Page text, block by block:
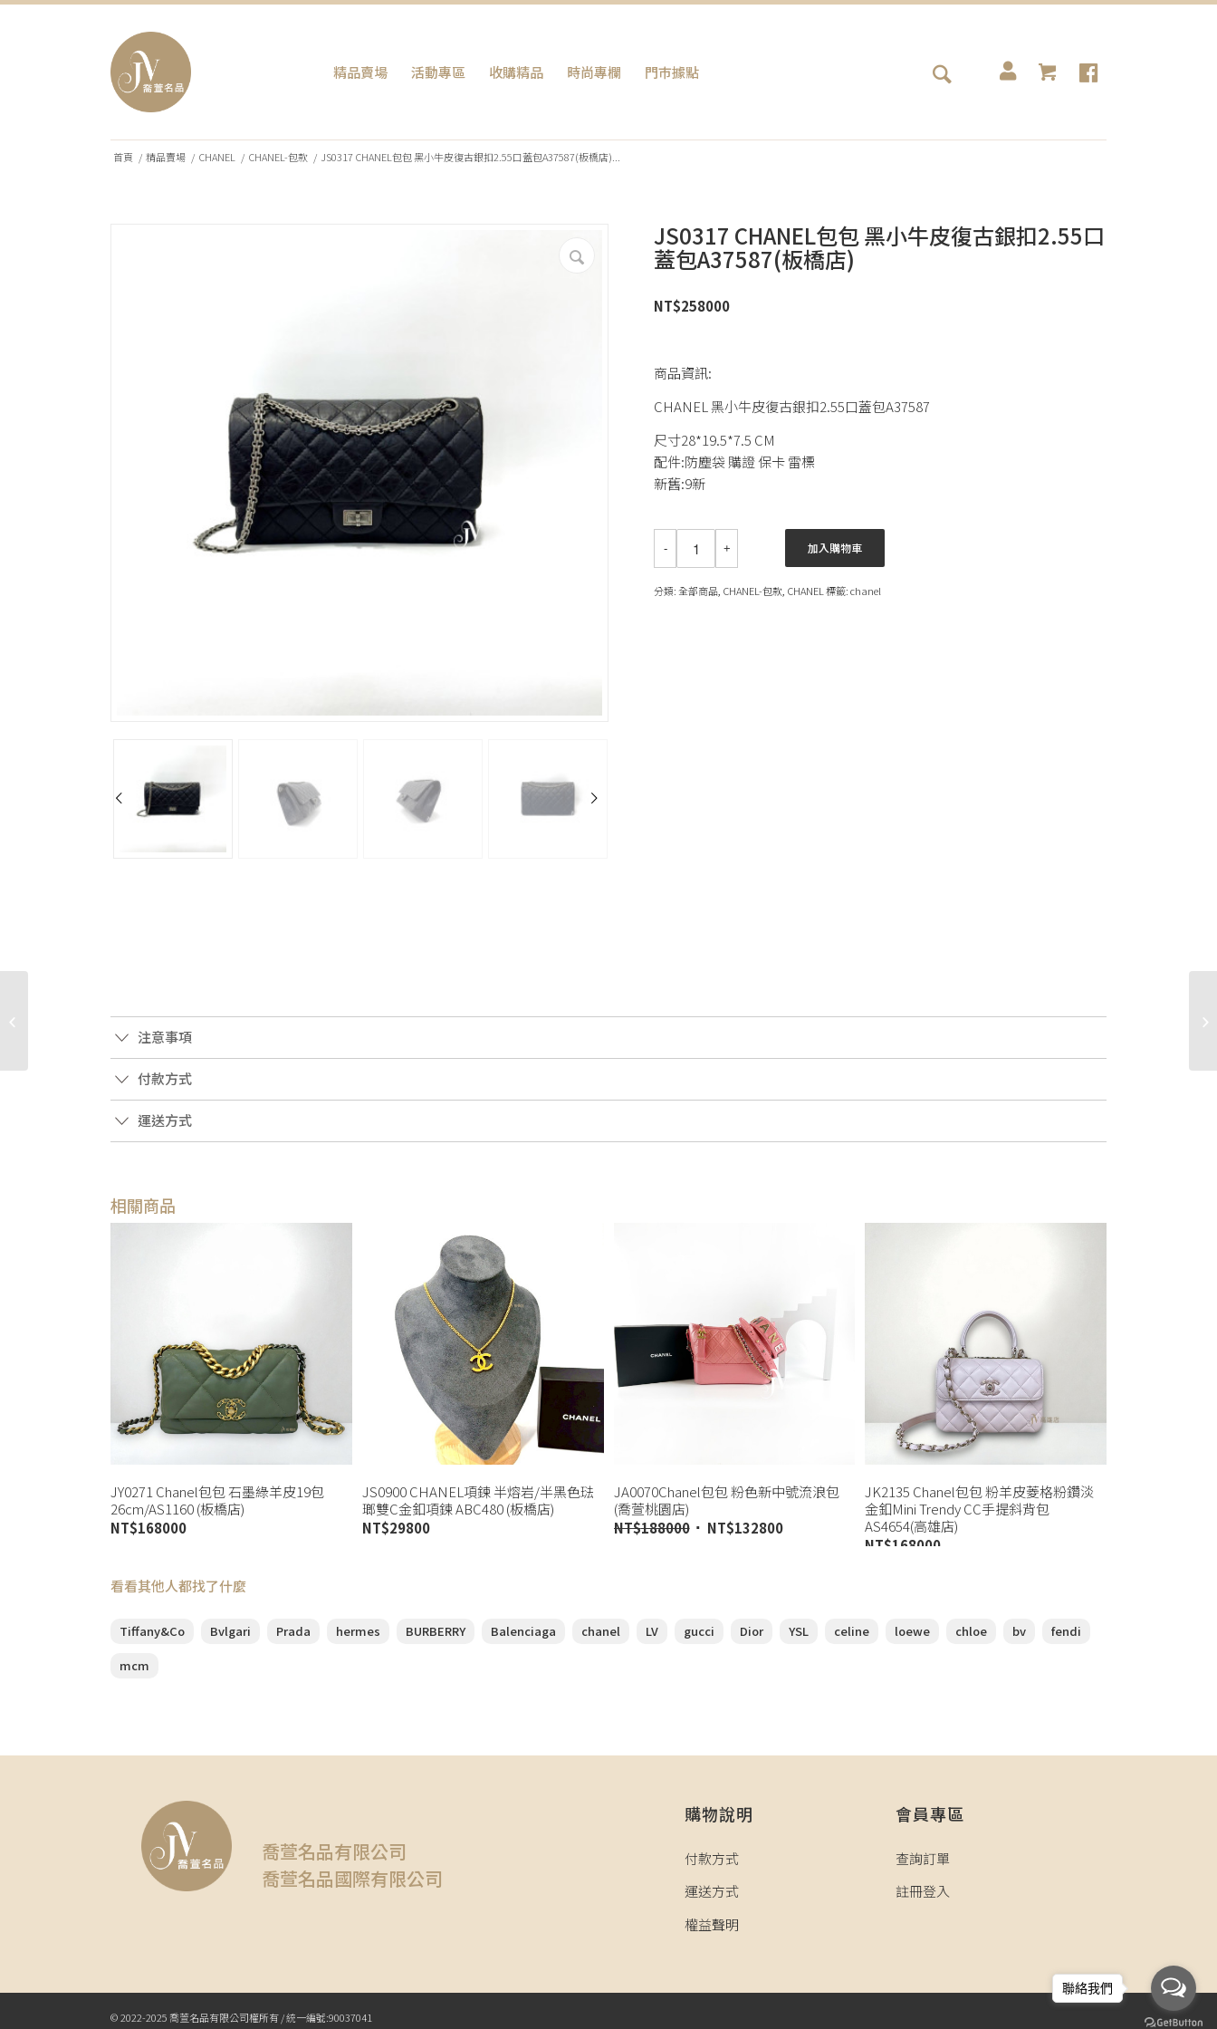
精品賣場 活動專區 收購精品 時尚專欄 門巿據點
首頁 / 精品賣場 / CHANEL / CHANEL-包款 / JS0317 CHANEL包包 黑小牛皮復古銀扣2.55口蓋包A37587(板橋店)...
JS0317 CHANEL包包 黑小牛皮復古銀扣2.55口
蓋包A37587(板橋店)
NT$258000
商品資訊:
CHANEL 黑小牛皮復古銀扣2.55口蓋包A37587
尺寸28*19.5*7.5 CM
配件:防塵袋 購證 保卡 雷標
新舊:9新
加入購物車
分類:全部商品 CHANEL-包款 CHANEL 標籤:chanel
注意事項
付款方式
運送方式
相關商品
JY0271 Chanel包包 石墨綠羊皮19包
26cm/AS1160 (板橋店)
NT$168000
JS0900 CHANEL項鍊 半熔岩/半黑色琺
瑯雙C金釦項鍊 ABC480 (板橋店)
NT$29800
JA0070Chanel包包 粉色新中號流浪包
(喬萱桃園店)
NT$188000 NT$132800
JK2135 Chanel包包 粉羊皮菱格粉鑽淡
金釦Mini Trendy CC手提斜背包
AS4654(高雄店)
NT$168000
看看其他人都找了什麼
Tiffany&Co Bvlgari Prada hermes BURBERRY Balenciaga chanel LV gucci Dior YSL celine loewe chloe bv
fendi
mcm
喬萱名品有限公司
喬萱名品國際有限公司
購物說明
付款方式
運送方式
權益聲明
會員專區
查詢訂單
註冊登入
© 2022-2025 喬萱名品有限公司權所有 / 統一編號:90037041
玫瑰粉T/C銀釦30cm柏
金Birkin(板橋店)
聯絡我們